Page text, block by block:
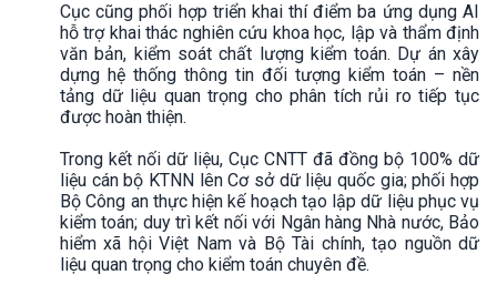
Cục cũng phối hợp triển khai thí điểm ba ứng dụng AI
hỗ trợ khai thác nghiên cứu khoa học, lập và thẩm định
văn bản, kiểm soát chất lượng kiểm toán. Dự án xây
dựng hệ thống thông tin đối tượng kiểm toán – nền
tảng dữ liệu quan trọng cho phân tích rủi ro tiếp tục
được hoàn thiện.
Trong kết nối dữ liệu, Cục CNTT đã đồng bộ 100% dữ
liệu cán bộ KTNN lên Cơ sở dữ liệu quốc gia; phối hợp
Bộ Công an thực hiện kế hoạch tạo lập dữ liệu phục vụ
kiểm toán; duy trì kết nối với Ngân hàng Nhà nước, Bảo
hiểm xã hội Việt Nam và Bộ Tài chính, tạo nguồn dữ
liệu quan trọng cho kiểm toán chuyên đề.